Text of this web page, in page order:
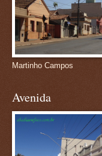
Martinho Campos
Avenida